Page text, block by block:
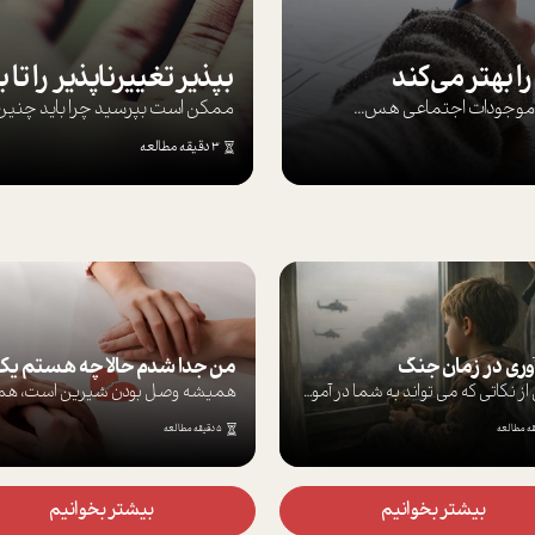
بهتر می‌کند
موجودات اجتماعی هس... ممکن است بپرسيد چرا بايد چنين
3 دقیقه مطالعه
در زمان جنگ
برخی از نکاتی که می تواند به شما در آموز...
بیشتر بخوانیم
5 دقیقه مطالعه
بیشتر بخوانیم